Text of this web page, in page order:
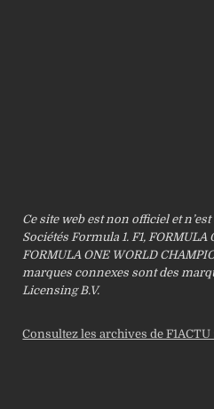
Ce site web est non officiel et
Sociétés Formula 1. F1, FORMULA
FORMULA ONE WORLD
marques connexes sont des
Licensing B.V.
Consultez les archives de